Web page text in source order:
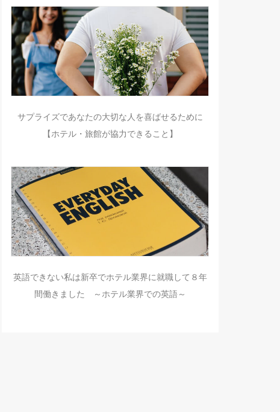
サプライズであなたの大切な人を喜ばせるために
【ホテル・旅館が協力できること】
英語できない私は新卒でホテル業界に就職して８年
間働きました ～ホテル業界での英語～